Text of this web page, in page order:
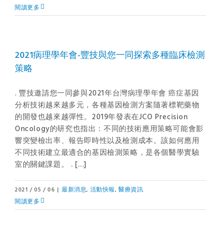
閱讀更多
2021病理學年會-豐技與您一同探索多種臨床檢測
策略
. 豐技邀請您一同參與2021年台灣病理學年會 癌症基因
分析技術越來越多元，各種基因檢測方案隨著標靶藥物
的開發也越來越彈性。2019年發表在JCO Precision
Oncology的研究也指出：不同的技術應用策略可能會影
響突變檢出率、報告即時性以及檢測成本。該如何應用
不同技術建立最適合的基因檢測策略，是各個醫學實驗
室的關鍵課題。 . […]
2021 / 05 / 06 | 最新消息, 活動快報,醫療資訊
閱讀更多